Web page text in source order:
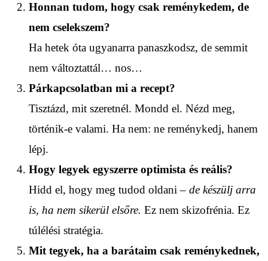
Honnan tudom, hogy csak reménykedem, de
nem cselekszem?
Ha hetek óta ugyanarra panaszkodsz, de semmit
nem változtattál… nos…
Párkapcsolatban mi a recept?
Tisztázd, mit szeretnél. Mondd el. Nézd meg,
történik-e valami. Ha nem: ne reménykedj, hanem
lépj.
Hogy legyek egyszerre optimista és reális?
Hidd el, hogy meg tudod oldani – de készülj arra
is, ha nem sikerül elsőre. Ez nem skizofrénia. Ez
túlélési stratégia.
Mit tegyek, ha a barátaim csak reménykednek,